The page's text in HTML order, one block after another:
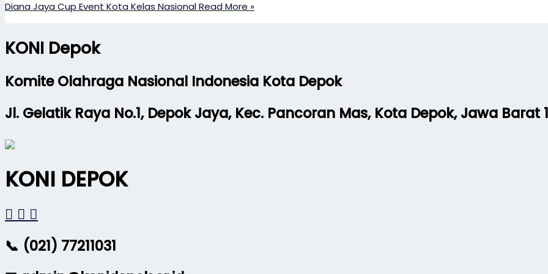
Diana Jaya Cup Event Kota Kelas NasionalRead More »
KONI Depok
Komite Olahraga Nasional Indonesia Kota Depok
Jl. Gelatik Raya No.1, Depok Jaya, Kec. Pancoran Mas, Kota Depok, Jawa Barat
KONI DEPOK
📞 (021) 77211031